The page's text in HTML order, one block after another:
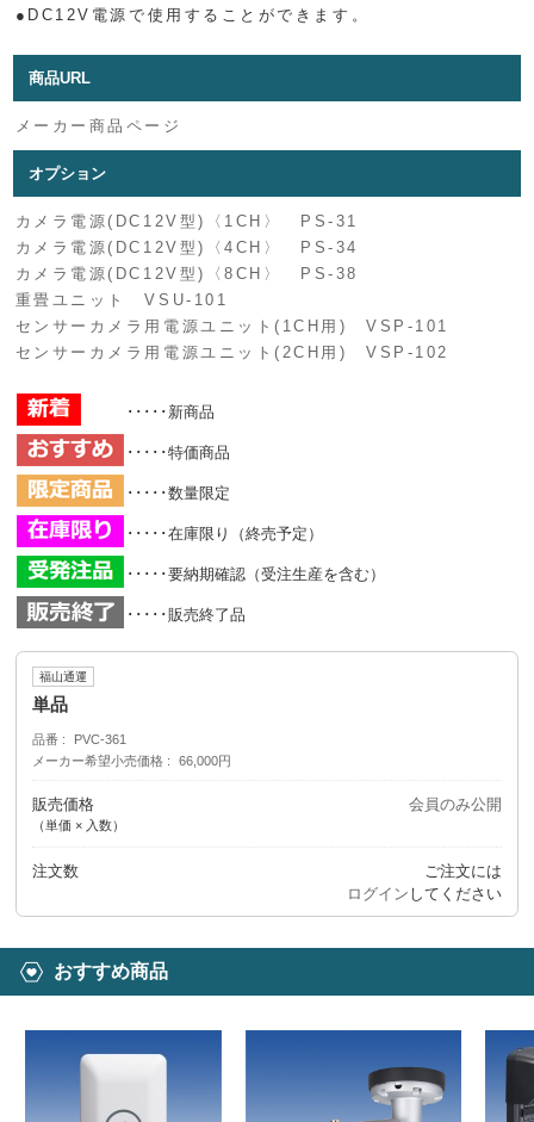
●DC12V電源で使用することができます。
商品URL
メーカー商品ページ
オプション
カメラ電源(DC12V型)〈1CH〉 PS-31
カメラ電源(DC12V型)〈4CH〉 PS-34
カメラ電源(DC12V型)〈8CH〉 PS-38
重畳ユニット VSU-101
センサーカメラ用電源ユニット(1CH用) VSP-101
センサーカメラ用電源ユニット(2CH用) VSP-102
･････新商品
･････特価商品
･････数量限定
･････在庫限り（終売予定）
･････要納期確認（受注生産を含む）
･････販売終了品
福山通運
単品
品番
PVC-361
メーカー希望小売価格
66,000円
販売価格
（単価 × 入数）
会員のみ公開
注文数
ご注文には
ログイン してください
おすすめ商品